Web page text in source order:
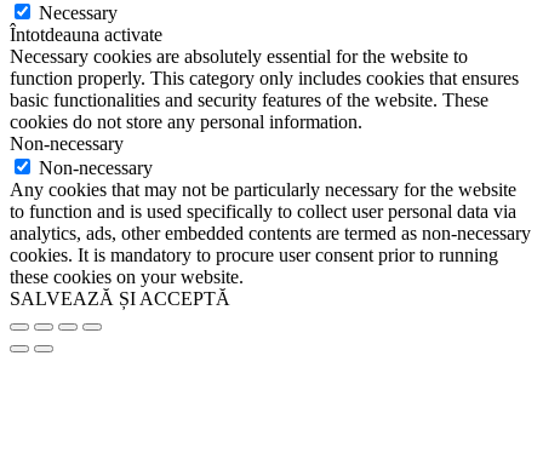
Necessary
Întotdeauna activate
Necessary cookies are absolutely essential for the website to
function properly. This category only includes cookies that ensures
basic functionalities and security features of the website. These
cookies do not store any personal information.
Non-necessary
Non-necessary
Any cookies that may not be particularly necessary for the website
to function and is used specifically to collect user personal data via
analytics, ads, other embedded contents are termed as non-necessary
cookies. It is mandatory to procure user consent prior to running
these cookies on your website.
SALVEAZĂ ȘI ACCEPTĂ